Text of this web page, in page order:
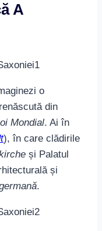
A
o
din
Mondial. Ai în
), în care clădirile
și Palatul
și
.